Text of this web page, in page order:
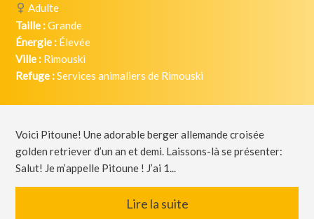
Adulte
Taille :Grande
Énergie : Élevée
Ville : Rimouski
Refuge :Services animaliers de Rimouski
Voici Pitoune! Une adorable berger allemande croisée
golden retriever d’un an et demi. Laissons-là se présenter:
Salut! Je m’appelle Pitoune ! J’ai 1...
Lire la suite